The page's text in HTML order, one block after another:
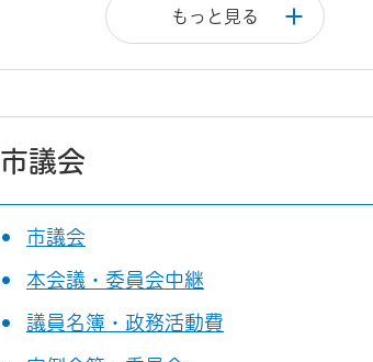
もっと見る
市議会
市議会
本会議・委員会中継
議員名簿・政務活動費